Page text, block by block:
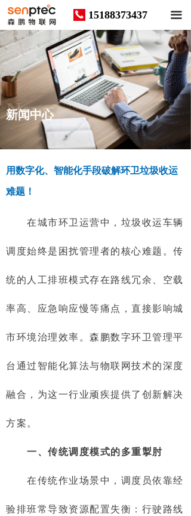
끀
끅 15188373437
用数字化、智能化手段破解环卫垃圾收运
难题！
在城市环卫运营中，垃圾收运车辆
调度始终是困扰管理者的核心难题。传
统的人工排班模式存在路线冗余、空载
率高、应急响应慢等痛点，直接影响城
市环境治理效率。森鹏数字环卫管理平
台通过智能化算法与物联网技术的深度
融合，为这一行业顽疾提供了创新解决
方案。
一、传统调度模式的多重掣肘
在传统作业场景中，调度员依靠经
验排班常导致资源配置失衡：行驶路线
News
新闻中心